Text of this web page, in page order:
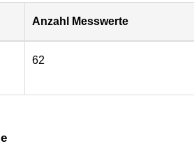
Anzahl Messwerte
62